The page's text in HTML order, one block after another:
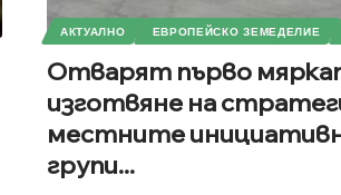
АКТУАЛНО ЕВРОПЕЙСКО ЗЕМЕДЕЛИЕ
Отварят първо
изготвяне на
местните
групи...